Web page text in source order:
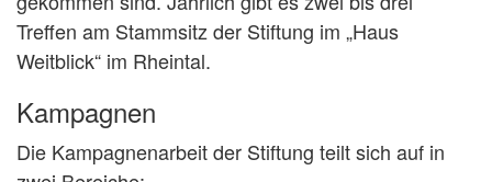
Treffen am Stammsitz der Stiftung im „Haus
Weitblick“ im Rheintal.
Kampagnen
Die Kampagnenarbeit der Stiftung teilt sich auf in